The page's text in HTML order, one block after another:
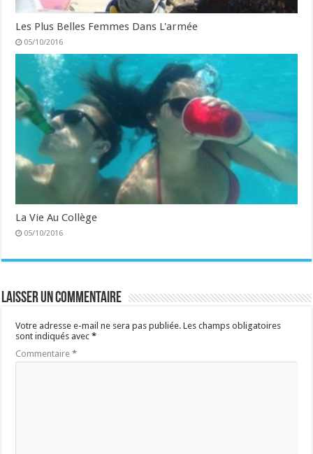
Les Plus Belles Femmes Dans L'armée
05/10/2016
La Vie Au Collège
05/10/2016
Laisser un commentaire
Votre adresse e-mail ne sera pas publiée. Les champs obligatoires
sont indiqués avec*
Commentaire*